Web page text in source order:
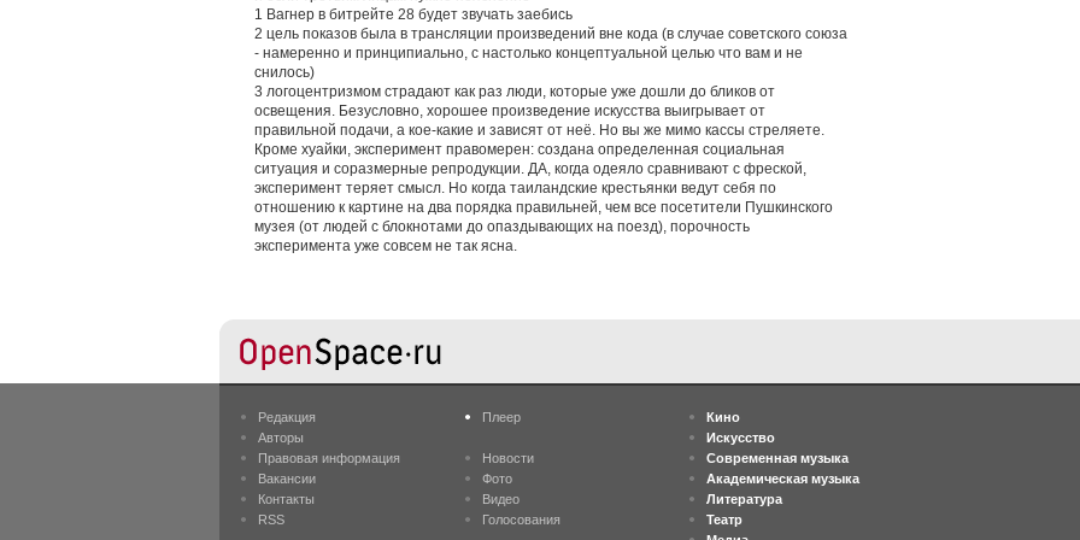
1 Вагнер в битрейте 28 будет звучать заебись
2 цель показов была в трансляции произведений вне кода (в случае советского союза
- намеренно и принципиально, с настолько концептуальной целью что вам и не
снилось)
3 логоцентризмом страдают как раз люди, которые уже дошли до бликов от
освещения. Безусловно, хорошее произведение искусства выигрывает от
правильной подачи, а кое-какие и зависят от неё. Но вы же мимо кассы стреляете.
Кроме хуайки, эксперимент правомерен: создана определенная социальная
ситуация и соразмерные репродукции. ДА, когда одеяло сравнивают с фреской,
эксперимент теряет смысл. Но когда таиландские крестьянки ведут себя по
отношению к картине на два порядка правильней, чем все посетители Пушкинского
музея (от людей с блокнотами до опаздывающих на поезд), порочность
эксперимента уже совсем не так ясна.
Редакция
Авторы
Правовая информация
Вакансии
Контакты
RSS
Плеер
Новости
Фото
Видео
Голосования
Кино
Искусство
Современная музыка
Академическая музыка
Литература
Театр